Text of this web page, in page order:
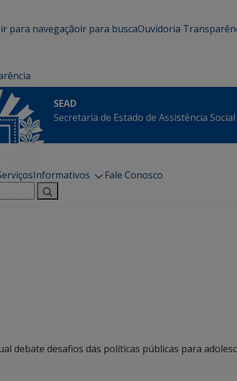
ir para navegaçãoir para buscaOuvidoria
SEAD
Secretaria de Estado de Assistência
Informativos
Fale Conosco
debate desafios das políticas públicas para